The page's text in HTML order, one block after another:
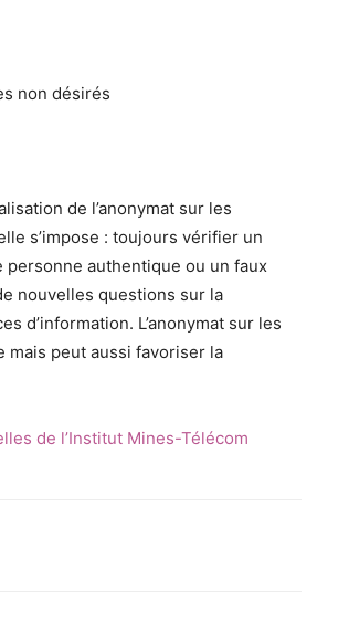
non désirés
de l’anonymat sur les
s’impose : toujours vérifier un
authentique ou un faux
nouvelles questions sur la
d’information. L’anonymat sur les
mais peut aussi favoriser la
de l’Institut Mines-Télécom